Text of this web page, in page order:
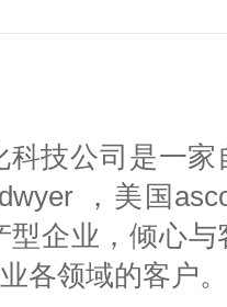
技公司是一家
，美国
企业，倾心与
各领域的客户。